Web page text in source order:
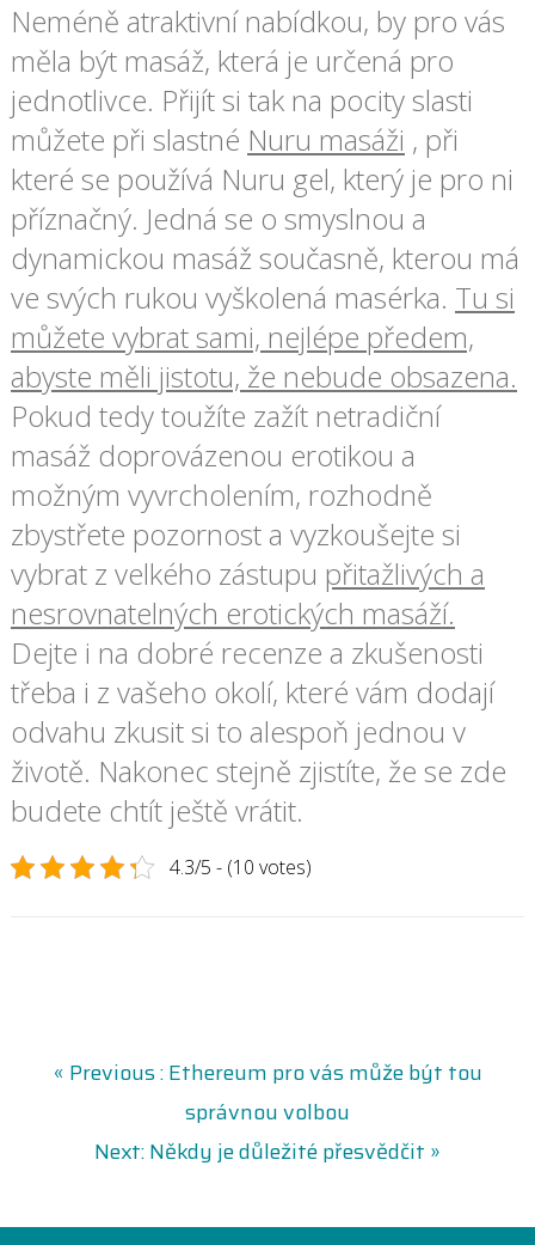
Neméně atraktivní nabídkou, by pro vás
měla být masáž, která je určená pro
jednotlivce. Přijít si tak na pocity slasti
můžete při slastné Nuru masáži , při
které se používá Nuru gel, který je pro ni
příznačný. Jedná se o smyslnou a
dynamickou masáž současně, kterou má
ve svých rukou vyškolená masérka. Tu si
můžete vybrat sami, nejlépe předem,
abyste měli jistotu, že nebude obsazena.
Pokud tedy toužíte zažít netradiční
masáž doprovázenou erotikou a
možným vyvrcholením, rozhodně
zbystřete pozornost a vyzkoušejte si
vybrat z velkého zástupu přitažlivých a
nesrovnatelných erotických masáží.
Dejte i na dobré recenze a zkušenosti
třeba i z vašeho okolí, které vám dodají
odvahu zkusit si to alespoň jednou v
životě. Nakonec stejně zjistíte, že se zde
budete chtít ještě vrátit.
4.3/5 - (10 votes)
« Previous :P
v
Ethereum pro vás může být tou
správnou volbou
Next:N
t
Někdy je důležité přesvědčit »